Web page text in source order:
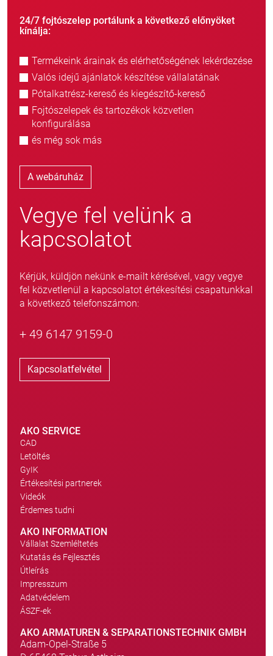
24/7 fojtószelep portálunk a következő előnyöket
kínálja:
Termékeink árainak és elérhetőségének lekérdezése
Valós idejű ajánlatok készítése vállalatának
Pótalkatrész-kereső és kiegészítő-kereső
Fojtószelepek és tartozékok közvetlen
konfigurálása
és még sok más
A webáruház
Vegye fel velünk a
kapcsolatot
Kérjük, küldjön nekünk e-mailt kérésével, vagy vegye
fel közvetlenül a kapcsolatot értékesítési csapatunkkal
a következő telefonszámon:
+ 49 6147 9159-0
Kapcsolatfelvétel
AKO SERVICE
CAD
Letöltés
GyIK
Értékesítési partnerek
Videók
Érdemes tudni
AKO INFORMATION
Vállalat Szemléltetés
Kutatás és Fejlesztés
Útleírás
Impresszum
Adatvédelem
ÁSZF-ek
AKO ARMATUREN & SEPARATIONSTECHNIK GMBH
Adam-Opel-Straße 5